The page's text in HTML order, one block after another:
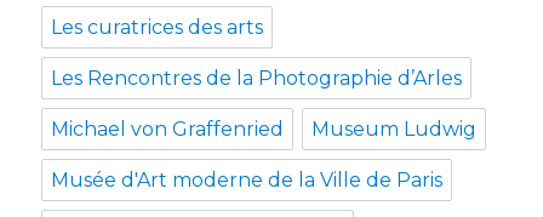
Les curatrices des arts
Les Rencontres de la Photographie d’Arles
Michael von Graffenried Museum Ludwig
Musée d'Art moderne de la Ville de Paris